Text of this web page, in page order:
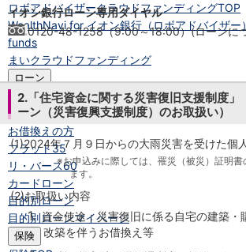
ロボアドバイザークラウドファンディングTOP
WealthNavi for イオン銀行（ロボアドバイザー）
funds
まいクラウドファンディング
ローン
住宅ローン
新規お借入れの方
お借換えの方
フラット35
リ・バース60
カードローン
目的別ローン
目的別ローンマイページ
保険
イオン銀行ローン専用ダイヤル
0120-48-1258（9:00～18:00）(ローンに
2.「住宅資金に関する災害復旧支援制度」
ーン（災害復興支援制度）のお取扱い）
(1)2024年７月９日からの大雨災害を受けた個
※お申込みに際しては、罹災（被災）証明書
ます。
(2)お取扱い内容
1. 資金使途：災害復旧に係る自宅の建築・
改築を伴うお借換え等